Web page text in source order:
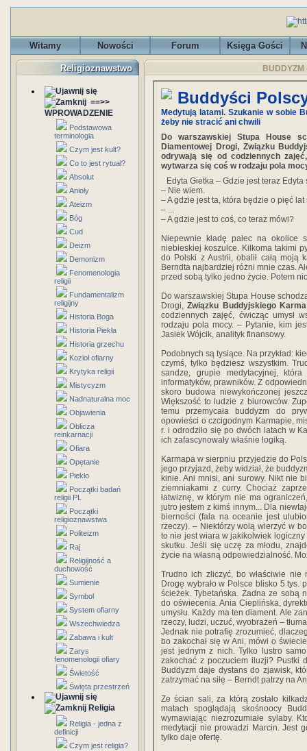
Witamy Nowości Forum Księga Gości
Religioznawstwo
==>>
WPROWADZENIE
Podstawowa
terminologia
Czym jest kult?
Co to jest rytuał?
Absolut
Anioły
Ateizm
Bóg
Cud
Deizm
Demonizm
Fenomenologia
religii
Fundamentalizm
religijny
Historia Boga
Historia Piekła
Historia grzechu
Kozioł ofiarny
Krytyka religii
Mistycyzm
Nadnaturalna moc
Objawienia
Oblicza
reinkarnacji
Ofiara
Opętanie
Piekło
Początki badań
religii PL
Początki
religioznawstwa
Politeizm
Raj
Religijność a
duchowość
Sumienie
Symbol
System ofiarny
Wszechwiedza
Zabawa i kult
Zarys
fenomenologii ofiary
Świetość
Święta przestrzeń
Religia
Religia - jedna z
definicji
Czym jest religia?
Buddyści
Medytują latami. Szukanie w sobie
żeby nie stracić ani chwili
Do warszawskiej Stupa House
Diamentowej Drogi, Związku
odrywają się od codziennych
wytwarza się coś w rodzaju pola
Edyta Gietka – Gdzie jest teraz
– Nie wiem.
– A gdzie jest ta, która będzie o pięć
– ...
– A gdzie jest to coś, co teraz mówi?
Niepewnie kładę palec na
niebieskiej koszulce. Kilkoma takimi
do Polski z Austrii, obalił całą moją
Berndta najbardziej różni mnie czas.
przed sobą tylko jedno życie. Potem
Do warszawskiej Stupa House
Drogi,Związku Buddyjskiego
codziennych zajęć, ćwicząc umysł
rodzaju pola mocy. – Pytanie, kim
Jasiek Wójcik, analityk finansowy.
Podobnych są tysiące. Na przykład:
czymś, tylko będziesz wszystkim.
sandze, grupie medytacyjnej,
informatyków, prawników. Z
skoro budowa niewykończonej
Większość to ludzie z biurowców.
temu przemycała buddyzm do
opowieści o czcigodnym Karmapie,
r. i odrodziło się po dwóch latach w
ich zafascynowały właśnie logiką.
Karmapa w sierpniu przyjedzie do
jego przyjazd, żeby widział, że
kinie. Ani mnisi, ani surowy. Nikt nie
ziemniakami z curry. Chociaż
łatwiznę, w którym nie ma
jutro jestem z kimś innym... Dla
bierności (fala na oceanie jest
rzeczy). – Niektórzy wolą wierzyć w
to nie jest wiara w jakikolwiek
skutku. Jeśli się uczę za młodu,
życie na własną odpowiedzialność.
Trudno ich zliczyć, bo właściwie
Drogę wybrało w Polsce blisko 5 tys.
ścieżek. Tybetańska. Żadna ze sobą
do oświecenia. Ania Cieplińska,
umysłu. Każdy ma ten diament. Ale
rzeczy, ludzi, uczuć, wyobrażeń –
Jednak nie potrafię zrozumieć,
bo zakochał się w Ani, mówi o
jest jednym z nich. Tylko lustro
zakochać z poczuciem iluzji? Pustki
Buddyzm daje dystans do zjawisk,
zatrzymać na siłę – Berndt patrzy na
Ze ścian sali, za którą zostało
matach spoglądają skośnoocy
wymawiając niezrozumiałe sylaby.
medytacji nie prowadzi Marcin. Jest
tylko daje ofertę.